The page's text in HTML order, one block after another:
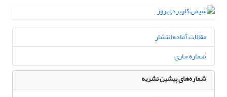
مقالات آماده انتشار
شماره جاری
شماره‌های پیشین نشریه